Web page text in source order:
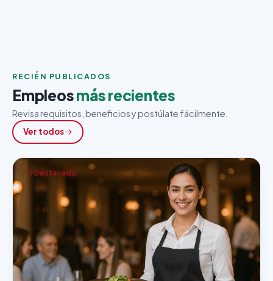
RECIÉN PUBLICADOS
Empleosmás recientes
Revisa requisitos, beneficios y postúlate fácilmente.
Ver todos
Destacado